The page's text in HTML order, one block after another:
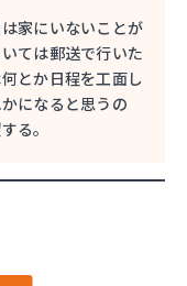
家にいないことが
ては郵送で行いた
とか日程を工面し
になると思うの
る。